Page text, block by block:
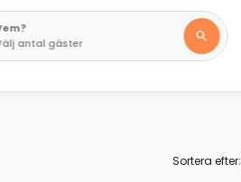
antal gäster
Sortera efter: